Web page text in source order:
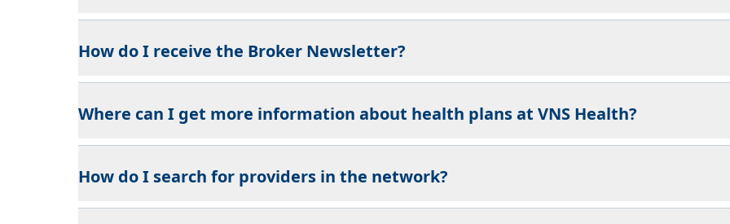
How do I receive the Broker Newsletter?
Where can I get more information about health plans at VNS Health?
How do I search for providers in the network?